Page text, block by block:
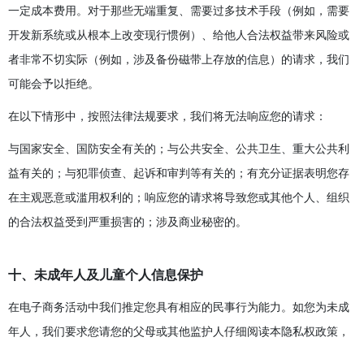
一定成本费用。对于那些无端重复、需要过多技术手段（例如，需要
开发新系统或从根本上改变现行惯例）、给他人合法权益带来风险或
者非常不切实际（例如，涉及备份磁带上存放的信息）的请求，我们
可能会予以拒绝。
在以下情形中，按照法律法规要求，我们将无法响应您的请求：
与国家安全、国防安全有关的；与公共安全、公共卫生、重大公共利
益有关的；与犯罪侦查、起诉和审判等有关的；有充分证据表明您存
在主观恶意或滥用权利的；响应您的请求将导致您或其他个人、组织
的合法权益受到严重损害的；涉及商业秘密的。
十、未成年人及儿童个人信息保护
在电子商务活动中我们推定您具有相应的民事行为能力。如您为未成
年人，我们要求您请您的父母或其他监护人仔细阅读本隐私权政策，